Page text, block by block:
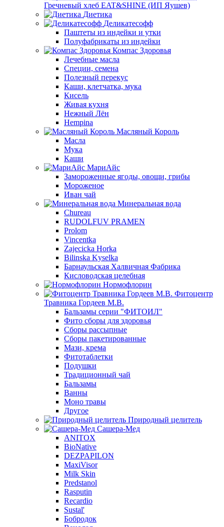
Гречневый хлеб EAT&SHINE (ИП Яушев)
Диетика
Деликатесофф
Паштеты из индейки и утки
Полуфабрикаты из индейки
Компас Здоровья
Лечебные масла
Специи, семена
Полезный перекус
Каши, клетчатка, мука
Кисель
Живая кухня
Нежный Лён
Hempina
Масляный Король
Масла
Мука
Каши
МариАйс
Замороженные ягоды, овощи, грибы
Мороженое
Иван чай
Минеральная вода
Chureau
RUDOLFUV PRAMEN
Prolom
Vincentka
Zajecicka Horka
Bilinska Kyselka
Барнаульская Халвичная Фабрика
Кисловодская целебная
Нормофлорин
Фитоцентр
Травника Гордеев М.В.
Бальзамы серии "ФИТОИЛ"
Фито сборы для здоровья
Сборы рассыпные
Сборы пакетированные
Мази, крема
Фитотаблетки
Подушки
Традиционный чай
Бальзамы
Ванны
Моно травы
Другое
Природный целитель
Сашера-Мед
ANITOX
BioNative
DEZPAPILON
MaxiVisor
Milk Skin
Predstanol
Rasputin
Recardio
Sustal'
Бобродок